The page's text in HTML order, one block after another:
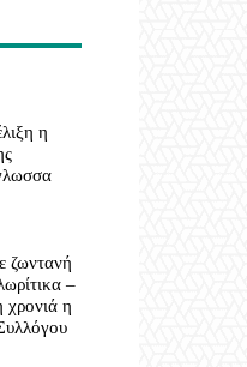
η
ζωντανή
–
χρονιά η